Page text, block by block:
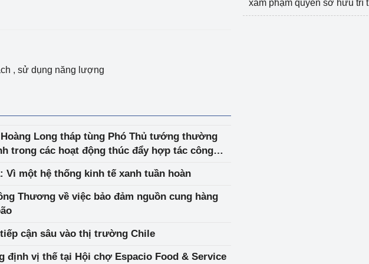
, sử dụng năng lượng
Long tháp tùng Phó Thủ tướng thường
trong các hoạt động thúc đẩy hợp tác công
Vì một hệ thống kinh tế xanh tuần hoàn
Thương về việc bảo đảm nguồn cung hàng
cận sâu vào thị trường Chile
định vị thế tại Hội chợ Espacio Food & Service
xâm phạm quyền sở hữu trí